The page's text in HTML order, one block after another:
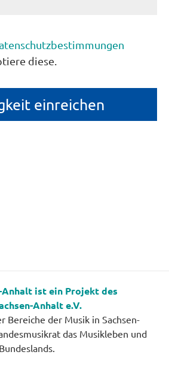
diese.
einreichen
Anhalt ist ein Projekt des
Anhalt e.V.
Bereiche der Musik in Sachsen-
das Musikleben und